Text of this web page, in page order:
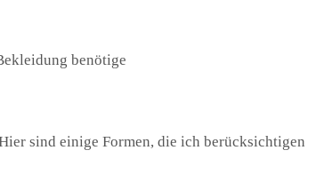
benötige
sind einige Formen, die ich berücksichtigen